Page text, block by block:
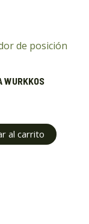
WURKKOS
al carrito